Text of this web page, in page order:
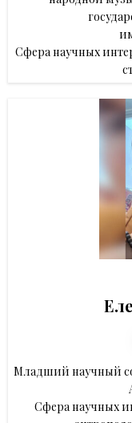
Сфера научных
Младший научный
Сфера научных